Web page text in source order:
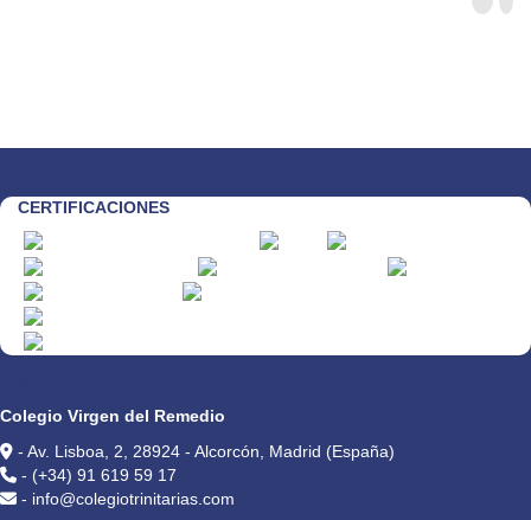
CERTIFICACIONES
Colegio Virgen del Remedio
- Av. Lisboa, 2, 28924 - Alcorcón, Madrid (España)
- (+34) 91 619 59 17
- info@colegiotrinitarias.com